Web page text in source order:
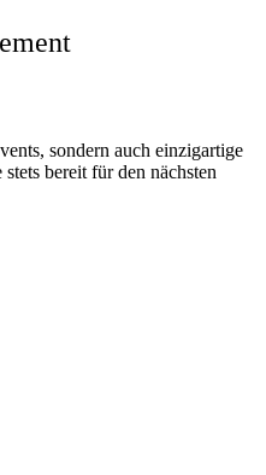
sondern auch einzigartige
bereit für den nächsten